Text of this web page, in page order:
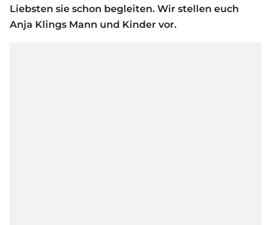
Liebsten sie schon begleiten. Wir stellen euch
Anja Klings Mann und Kinder vor.